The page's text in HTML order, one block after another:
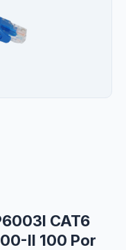
CAT6
II 100 Por